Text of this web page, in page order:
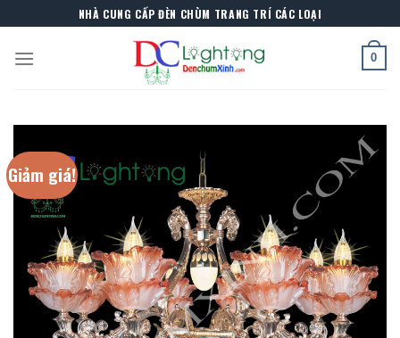
to
content
NHÀ CUNG CẤP ĐÈN CHÙM TRANG TRÍ CÁC LOẠI
0
Giảm giá!